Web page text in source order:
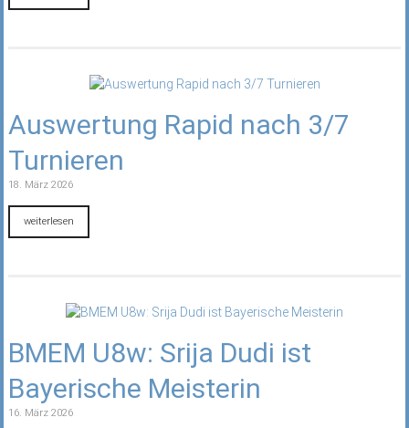
Auswertung Rapid nach 3/7
Turnieren
18. März 2026
weiterlesen
BMEM U8w: Srija Dudi ist
Bayerische Meisterin
16. März 2026